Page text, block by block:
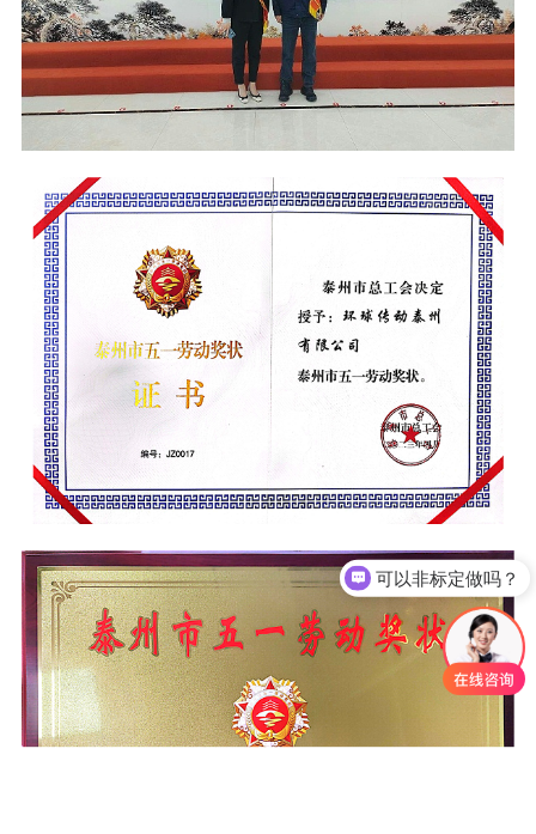
链条怎么选型？